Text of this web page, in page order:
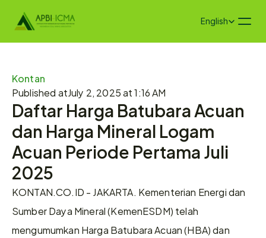
Select Language
English
Kontan
Published atJuly 2, 2025 at 1:16 AM
Daftar Harga Batubara Acuan
dan Harga Mineral Logam
Acuan Periode Pertama Juli
2025
KONTAN.CO.ID - JAKARTA. Kementerian Energi dan
Sumber Daya Mineral (KemenESDM) telah
mengumumkan Harga Batubara Acuan (HBA) dan